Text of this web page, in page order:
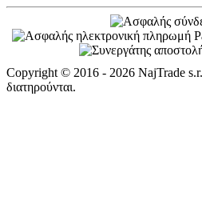
Copyright © 2016 - 2026 NajTrade
διατηρούνται.